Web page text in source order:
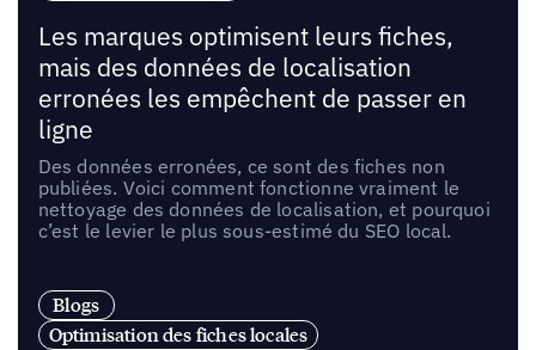
Les marques optimisent leurs fiches,
mais des données de localisation
erronées les empêchent de passer en
ligne
Des données erronées, ce sont des fiches non
publiées. Voici comment fonctionne vraiment le
nettoyage des données de localisation, et pourquoi
c’est le levier le plus sous-estimé du SEO local.
Blogs
Optimisation des fiches locales